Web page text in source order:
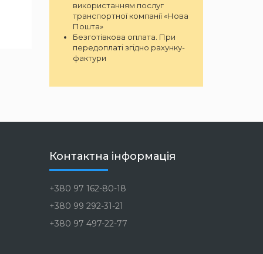
використанням послуг
транспортної компанії «Нова
Пошта»
Безготівкова оплата. При
передоплаті згідно рахунку-
фактури
Контактна інформація
+380 97 162-80-18
+380 99 292-31-21
+380 97 497-22-77